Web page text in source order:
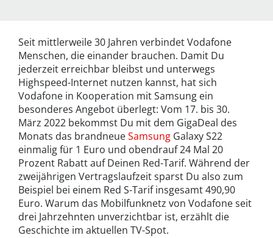
Seit mittlerweile 30 Jahren verbindet Vodafone
Menschen, die einander brauchen. Damit Du
jederzeit erreichbar bleibst und unterwegs
Highspeed-Internet nutzen kannst, hat sich
Vodafone in Kooperation mit Samsung ein
besonderes Angebot überlegt: Vom 17. bis 30.
März 2022 bekommst Du mit dem GigaDeal des
Monats das brandneueSamsung Galaxy S22
einmalig für 1 Euro und obendrauf 24 Mal 20
Prozent Rabatt auf Deinen Red-Tarif. Während der
zweijährigen Vertragslaufzeit sparst Du also zum
Beispiel bei einem Red S-Tarif insgesamt 490,90
Euro. Warum das Mobilfunknetz von Vodafone seit
drei Jahrzehnten unverzichtbar ist, erzählt die
Geschichte im aktuellen TV-Spot.